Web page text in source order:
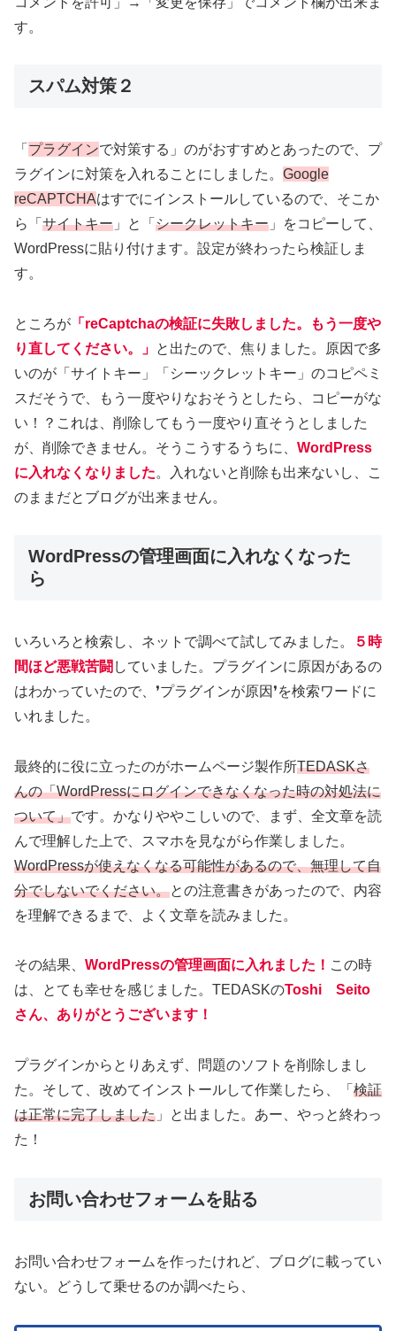
す。
スパム対策２
「 プラグインで対策する」のがおすすめとあったので、プ
ラグインに対策を入れることにしました。 Google
reCAPTCHAはすでにインストールしているので、そこか
ら「 サイトキー 」と「 シークレットキー 」をコピーして、
WordPressに貼り付けます。設定が終わったら検証しま
す。
ところが 「reCaptchaの検証に失敗しました。もう一度や
り直してください。」 と出たので、焦りました。原因で多
いのが「サイトキー」「シーックレットキー」のコピペミ
スだそうで、もう一度やりなおそうとしたら、コピーがな
い！？これは、削除してもう一度やり直そうとしました
が、削除できません。そうこうするうちに、 WordPress
に入れなくなりました。入れないと削除も出来ないし、こ
のままだとブログが出来ません。
WordPressの管理画面に入れなくなった
ら
いろいろと検索し、ネットで調べて試してみました。
５時
間ほど悪戦苦闘 していました。プラグインに原因があるの
はわかっていたので、❜プラグインが原因❜を検索ワードに
いれました。
最終的に役に立ったのがホームページ製作所TEDASKさ
んの「WordPressにログインできなくなった時の対処法に
ついて」です。かなりややこしいので、まず、全文章を読
んで理解した上で、スマホを見ながら作業しました。
WordPressが使えなくなる可能性があるので、無理して自
分でしないでください。との注意書きがあったので、内容
を理解できるまで、よく文章を読みました。
その結果、 WordPressの管理画面に入れました！ この時
は、とても幸せを感じました。TEDASKのToshi Seito
さん、ありがとうございます！
プラグインからとりあえず、問題のソフトを削除しまし
た。そして、改めてインストールして作業したら、「 検証
は正常に完了しました 」と出ました。あー、やっと終わっ
た！
お問い合わせフォームを貼る
お問い合わせフォームを作ったけれど、ブログに載ってい
ない。どうして乗せるのか調べたら、